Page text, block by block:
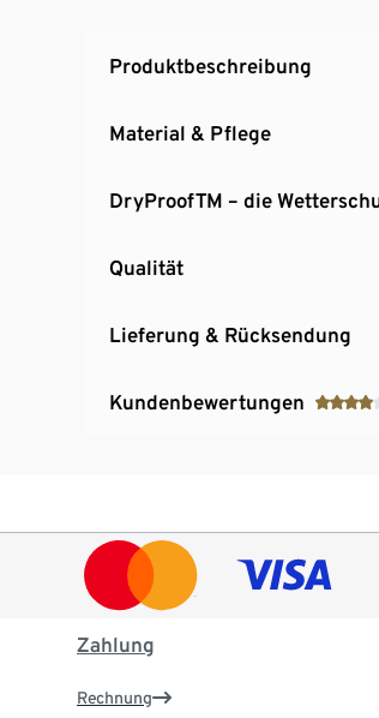
Produktbeschreibung
Material & Pflege
DryProofTM – die
Qualität
Lieferung & Rücksendung
Kundenbewertungen
Zahlung
Rechnung